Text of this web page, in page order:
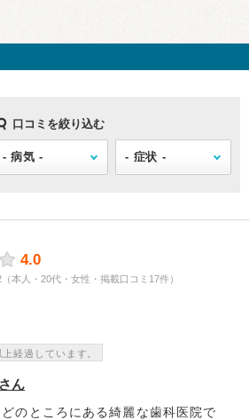
口コミを絞り込む
4.0
本人・20代・女性・掲載口コミ17件）
経過しています。
ん
のところにある綺麗な歯科医院で